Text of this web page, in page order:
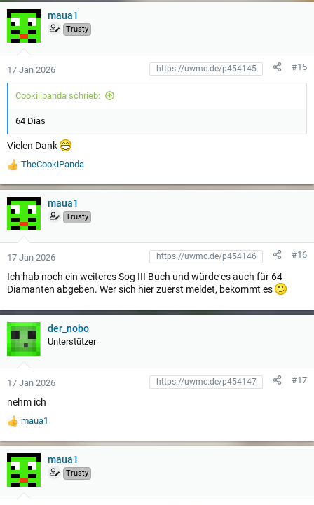
maua1
Trusty
17 Jan 2026 #15
Cookiiipanda schrieb:
64 Dias
Vielen Dank
W
r
n
TheCookiPanda
maua1
Trusty
17 Jan 2026 #16
Ich hab noch ein weiteres Sog III Buch und würde es auch für 64
Diamanten abgeben. Wer sich hier zuerst meldet, bekommt es
der_nobo
Unterstützer
17 Jan 2026 #17
nehm ich
W
r
maua1
maua1
Trusty